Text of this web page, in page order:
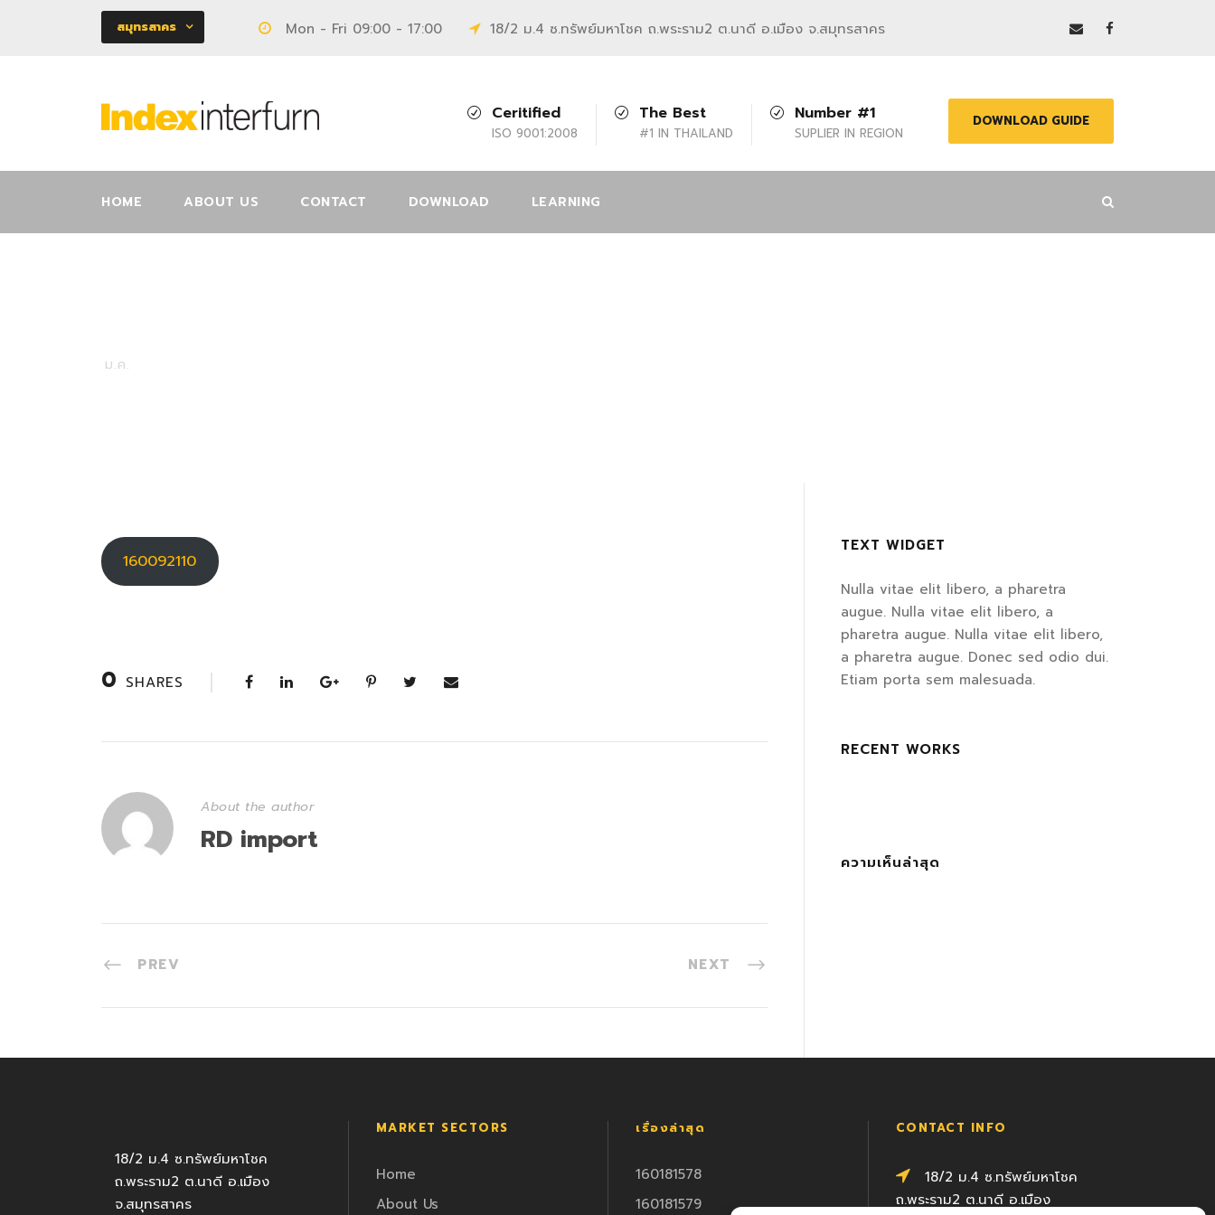
สมุทรสาคร Mon - Fri 09:00 - 17:00 18/2 ม.4 ซ.ทรัพย์มหาโชค ถ.พระราม2 ต.นาดี อ.เมือง จ.สมุทรสาคร
Ceritified
ISO 9001:2008
The Best
#1 IN THAILAND
Number #1
SUPLIER IN REGION
DOWNLOAD GUIDE
HOME ABOUT US CONTACT DOWNLOAD LEARNING
ม.ค.
160092110
0 SHARES
About the author
RD import
PREV NEXT
TEXT WIDGET
Nulla vitae elit libero, a pharetra
augue. Nulla vitae elit libero, a
pharetra augue. Nulla vitae elit libero,
a pharetra augue. Donec sed odio dui.
Etiam porta sem malesuada.
RECENT WORKS
ความเห็นล่าสุด
18/2 ม.4 ซ.ทรัพย์มหาโชค
ถ.พระราม2 ต.นาดี อ.เมือง
จ.สมุทรสาคร
MARKET SECTORS
Home
About Us
เรื่องล่าสุด
160181578
160181579
CONTACT INFO
18/2 ม.4 ซ.ทรัพย์มหาโชค
ถ.พระราม2 ต.นาดี อ.เมือง